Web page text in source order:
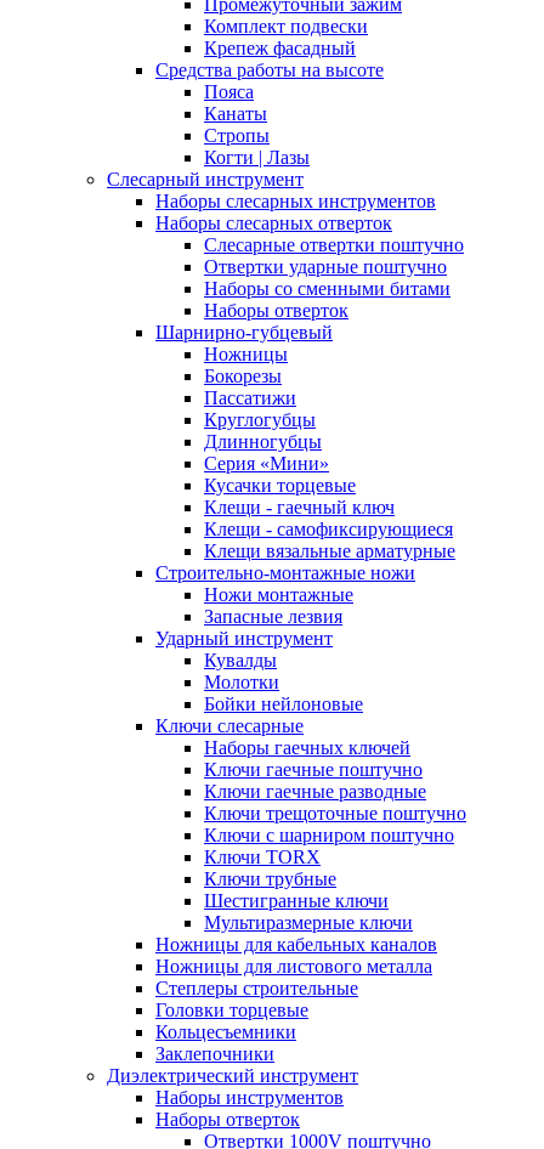
Промежуточный зажим
Комплект подвески
Крепеж фасадный
Средства работы на высоте
Пояса
Канаты
Стропы
Когти | Лазы
Слесарный инструмент
Наборы слесарных инструментов
Наборы слесарных отверток
Слесарные отвертки поштучно
Отвертки ударные поштучно
Наборы со сменными битами
Наборы отверток
Шарнирно-губцевый
Ножницы
Бокорезы
Пассатижи
Круглогубцы
Длинногубцы
Серия «Мини»
Кусачки торцевые
Клещи - гаечный ключ
Клещи - самофиксирующиеся
Клещи вязальные арматурные
Строительно-монтажные ножи
Ножи монтажные
Запасные лезвия
Ударный инструмент
Кувалды
Молотки
Бойки нейлоновые
Ключи слесарные
Наборы гаечных ключей
Ключи гаечные поштучно
Ключи гаечные разводные
Ключи трещоточные поштучно
Ключи с шарниром поштучно
Ключи TORX
Ключи трубные
Шестигранные ключи
Мультиразмерные ключи
Ножницы для кабельных каналов
Ножницы для листового металла
Степлеры строительные
Головки торцевые
Кольцесъемники
Заклепочники
Диэлектрический инструмент
Наборы инструментов
Наборы отверток
Отвертки 1000V поштучно